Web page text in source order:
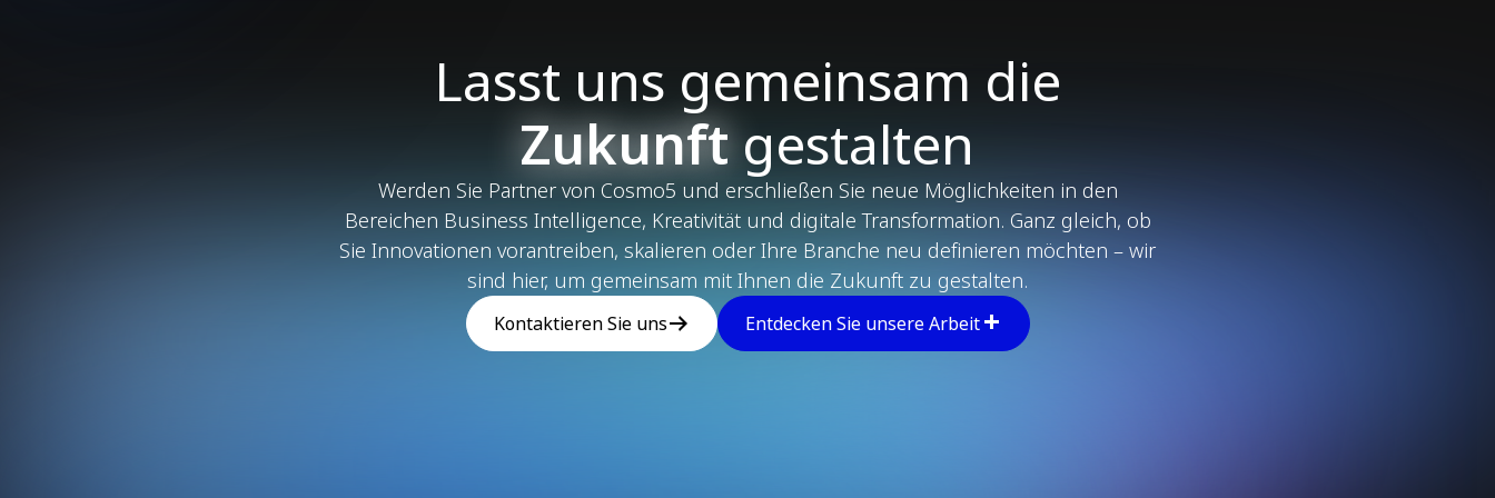
Lasst uns gemeinsam die
Zukunftgestalten
Werden Sie Partner von Cosmo5 und erschließen Sie neue Möglichkeiten in den
Bereichen Business Intelligence, Kreativität und digitale Transformation. Ganz gleich, ob
Sie Innovationen vorantreiben, skalieren oder Ihre Branche neu definieren möchten – wir
sind hier, um gemeinsam mit Ihnen die Zukunft zu gestalten.
Kontaktieren Sie uns Entdecken Sie unsere Arbeit